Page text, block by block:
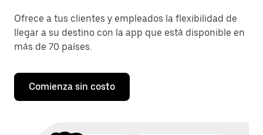
Ofrece a tus clientes y empleados la flexibilidad de
llegar a su destino con la app que está disponible en
más de 70 países.
Comienza sin costo